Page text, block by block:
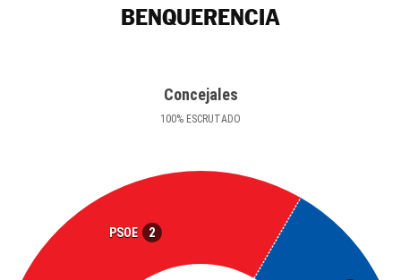
BENQUERENCIA
Concejales
100% ESCRUTADO
PSOE 2